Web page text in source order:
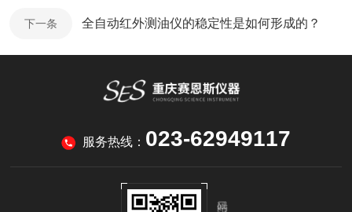
下一条 全自动红外测油仪的稳定性是如何形成的？
服务热线： 023-62949117